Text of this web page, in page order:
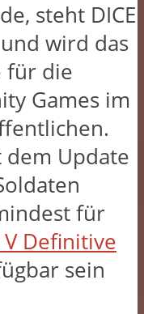
steht DICE
wird das
für die
Games im
Update
für
Definitive
sein